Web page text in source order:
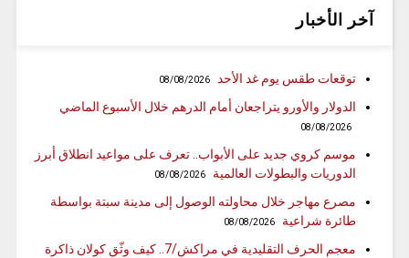
آخر الأخبار
توقعات طقس يوم غد الأحد 08/08/2026
الدولار والأورو يتراجعان أمام الدرهم خلال الأسبوع الماضي
08/08/2026
موسم كروي جديد على الأبواب.. تعرف على مواعيد انطلاق أبرز
الدوريات والبطولات العالمية
08/08/2026
مصرع مهاجر خلال محاولته الوصول إلى مدينة سبتة بواسطة
طائرة شراعية
08/08/2026
معجم الحرف التقليدية في مراكش/7.. كيف وثّق كولان ذاكرة